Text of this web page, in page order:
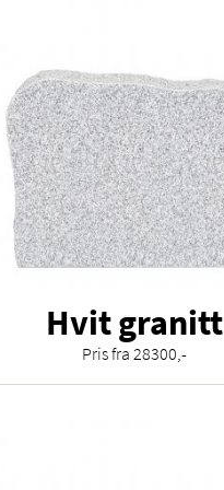
Hvit granitt
Pris fra 28300,-